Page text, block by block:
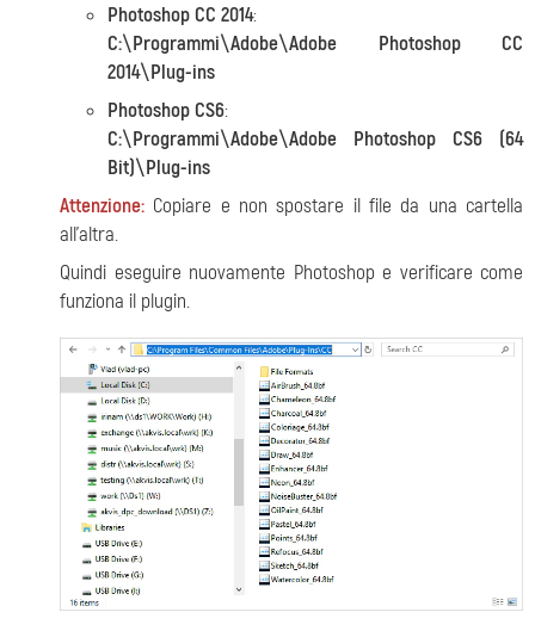
Photoshop CC 2014:
C:\Programmi\Adobe\Adobe Photoshop CC
2014\Plug-ins
Photoshop CS6:
C:\Programmi\Adobe\Adobe Photoshop CS6 (64
Bit)\Plug-ins
Attenzione: Copiare e non spostare il file da una cartella
all'altra.
Quindi eseguire nuovamente Photoshop e verificare come
funziona il plugin.